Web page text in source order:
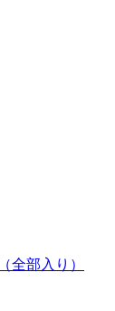
（全部入り）